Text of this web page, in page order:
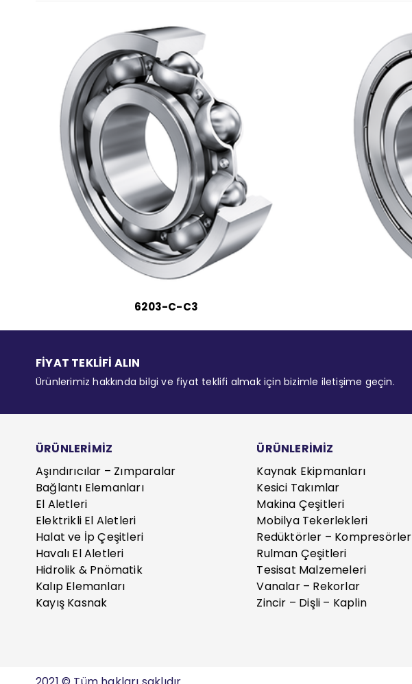
6203-C-C3
FİYAT TEKLİFİ ALIN
Ürünlerimiz hakkında bilgi ve fiyat teklifi almak için bizimle iletişime geçin.
ÜRÜNLERİMİZ
Aşındırıcılar – Zımparalar
Bağlantı Elemanları
El Aletleri
Elektrikli El Aletleri
Halat ve İp Çeşitleri
Havalı El Aletleri
Hidrolik & Pnömatik
Kalıp Elemanları
Kayış Kasnak
ÜRÜNLERİMİZ
Kaynak Ekipmanları
Kesici Takımlar
Makina Çeşitleri
Mobilya Tekerlekleri
Redüktörler – Kompresörler
Rulman Çeşitleri
Tesisat Malzemeleri
Vanalar – Rekorlar
Zincir – Dişli – Kaplin